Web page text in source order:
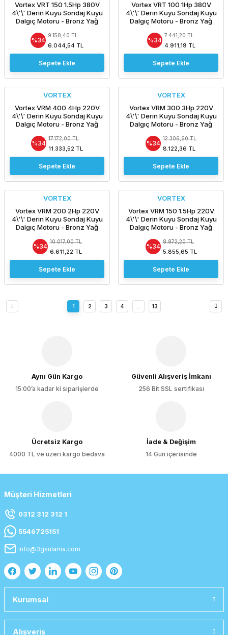
Vortex VRT 150 1.5Hp 380V
4\'\' Derin Kuyu Sondaj Kuyu
Dalgıç Motoru - Bronz Yağ
Pompasız Tek Motor
%34
9.158,40 TL
6.044,54 TL
Sepete Ekle
Vortex VRT 100 1Hp 380V
4\'\' Derin Kuyu Sondaj Kuyu
Dalgıç Motoru - Bronz Yağ
Pompasız Tek Motor
%34
7.441,20 TL
4.911,19 TL
Sepete Ekle
VORTEX
Vortex VRM 400 4Hp 220V
4\'\' Derin Kuyu Sondaj Kuyu
Dalgıç Motoru - Bronz Yağ
Pompasız Tek Motor
%34
17.172,00 TL
11.333,52 TL
Sepete Ekle
VORTEX
Vortex VRM 300 3Hp 220V
4\'\' Derin Kuyu Sondaj Kuyu
Dalgıç Motoru - Bronz Yağ
Pompasız Tek Motor
%34
12.306,60 TL
8.122,36 TL
Sepete Ekle
VORTEX
Vortex VRM 200 2Hp 220V
4\'\' Derin Kuyu Sondaj Kuyu
Dalgıç Motoru - Bronz Yağ
Pompasız Tek Motor
%34
10.017,00 TL
6.611,22 TL
Sepete Ekle
VORTEX
Vortex VRM 150 1.5Hp 220V
4\'\' Derin Kuyu Sondaj Kuyu
Dalgıç Motoru - Bronz Yağ
Pompasız Tek Motor
%34
8.872,20 TL
5.855,65 TL
Sepete Ekle
1 2 3 4 13
Aynı Gün Kargo
15:00’a kadar ki siparişlerde
Güvenli Alışveriş İmkanı
256 Bit SSL sertifikası
Ücretsiz Kargo
4000 TL ve üzeri kargo bedava
İade & Değişim
14 Gün içerisinde
Müşteri Hizmetleri
0312 312 312 1
5546725151
info@3gsulama.com
Kurumsal
Alışveriş